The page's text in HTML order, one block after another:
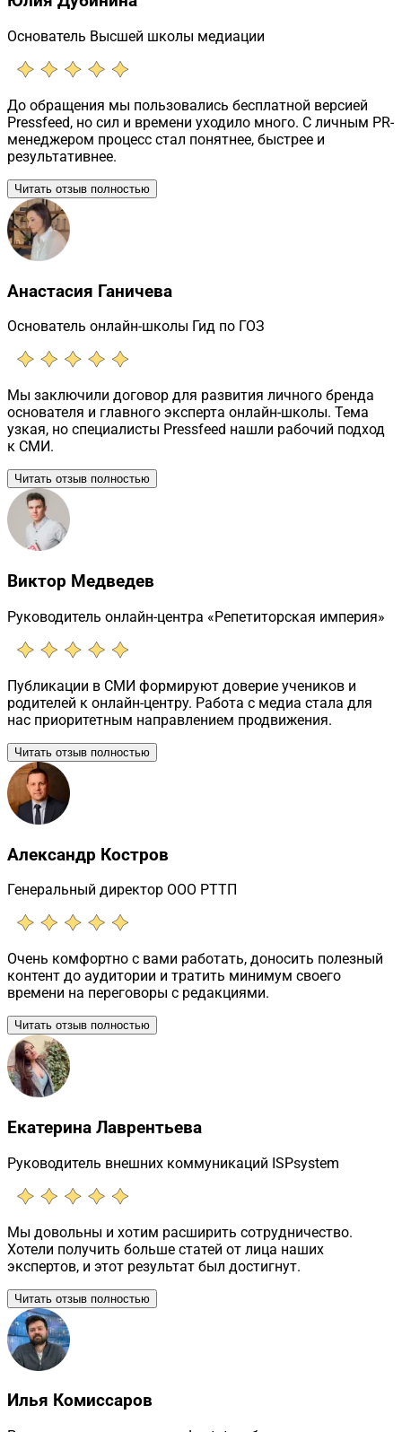
Основатель Высшей школы медиации
До обращения мы пользовались бесплатной версией
Pressfeed, но сил и времени уходило много. С личным PR-
менеджером процесс стал понятнее, быстрее и
результативнее.
Читать отзыв полностью
Анастасия Ганичева
Основатель онлайн-школы Гид по ГОЗ
Мы заключили договор для развития личного бренда
основателя и главного эксперта онлайн-школы. Тема
узкая, но специалисты Pressfeed нашли рабочий подход
к СМИ.
Читать отзыв полностью
Виктор Медведев
Руководитель онлайн-центра «Репетиторская империя»
Публикации в СМИ формируют доверие учеников и
родителей к онлайн-центру. Работа с медиа стала для
нас приоритетным направлением продвижения.
Читать отзыв полностью
Александр Костров
Генеральный директор ООО РТТП
Очень комфортно с вами работать, доносить полезный
контент до аудитории и тратить минимум своего
времени на переговоры с редакциями.
Читать отзыв полностью
Екатерина Лаврентьева
Руководитель внешних коммуникаций ISPsystem
Мы довольны и хотим расширить сотрудничество.
Хотели получить больше статей от лица наших
экспертов, и этот результат был достигнут.
Читать отзыв полностью
Илья Комиссаров